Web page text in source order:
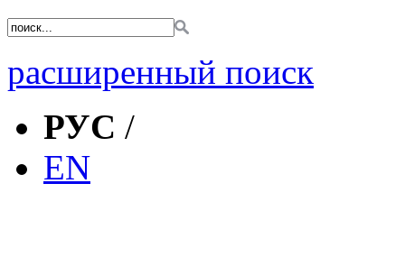
расширенный поиск
РУС /
EN